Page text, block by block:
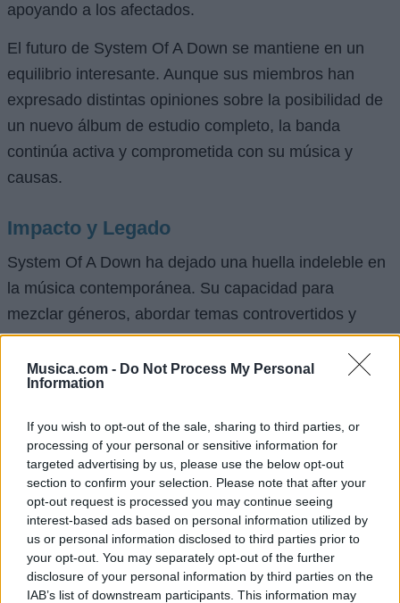
Musica.com - Do Not Process My Personal
Information
If you wish to opt-out of the sale, sharing to third parties, or
processing of your personal or sensitive information for
targeted advertising by us, please use the below opt-out
section to confirm your selection. Please note that after your
opt-out request is processed you may continue seeing
interest-based ads based on personal information utilized by
us or personal information disclosed to third parties prior to
your opt-out. You may separately opt-out of the further
disclosure of your personal information by third parties on the
IAB’s list of downstream participants. This information may
apoyando a los afectados.
El futuro de System Of A Down se mantiene en un
equilibrio interesante. Aunque sus miembros han
expresado distintas opiniones sobre la posibilidad de
un nuevo álbum de estudio completo, la banda
continúa activa y comprometida con su música y
causas.
Impacto y Legado
System Of A Down ha dejado una huella indeleble en
la música contemporánea. Su capacidad para
mezclar géneros, abordar temas controvertidos y
mantener un sonido distintivo les ha asegurado un
lugar en la historia del rock y el metal. La influencia
de sus letras, su estilo único y su energía en el
generaciones de músicos y seguidores en todo el
mundo.
Serj Tankian
Daron Malakian
Shavo Odadjian
John Dolmayan